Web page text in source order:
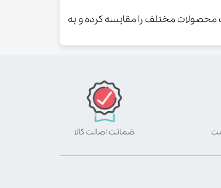
مختلف را مقایسه کرده و به
ضمانت اصالت کالا